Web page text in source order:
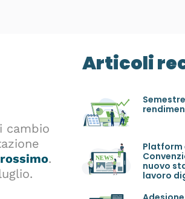
cambio
.
Articoli
Platform
nuovo
lavoro